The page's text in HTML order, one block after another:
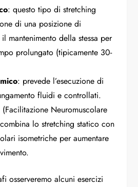
: questo tipo di stretching
di una posizione di
mantenimento della stessa per
prolungato (tipicamente 30-
: prevede l’esecuzione di
fluidi e controllati.
(Facilitazione Neuromuscolare
lo stretching statico con
isometriche per aumentare
osserveremo alcuni esercizi